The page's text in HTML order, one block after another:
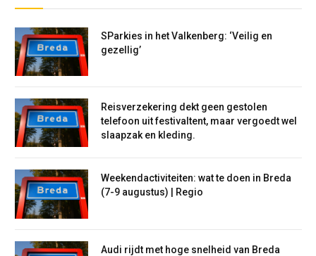
SParkies in het Valkenberg: ‘Veilig en
gezellig’
Reisverzekering dekt geen gestolen
telefoon uit festivaltent, maar vergoedt wel
slaapzak en kleding.
Weekendactiviteiten: wat te doen in Breda
(7-9 augustus) | Regio
Audi rijdt met hoge snelheid van Breda